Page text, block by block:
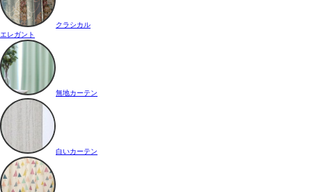
クラシカル
エレガント
無地カーテン
白いカーテン